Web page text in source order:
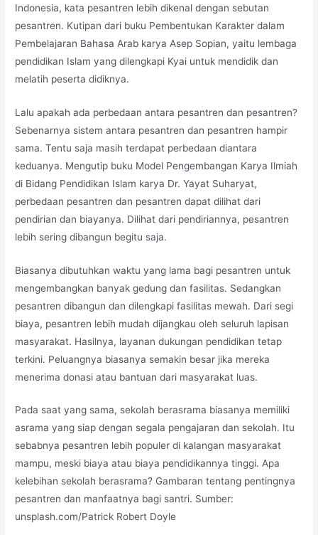
Indonesia, kata pesantren lebih dikenal dengan sebutan
pesantren. Kutipan dari buku Pembentukan Karakter dalam
Pembelajaran Bahasa Arab karya Asep Sopian, yaitu lembaga
pendidikan Islam yang dilengkapi Kyai untuk mendidik dan
melatih peserta didiknya.
Lalu apakah ada perbedaan antara pesantren dan pesantren?
Sebenarnya sistem antara pesantren dan pesantren hampir
sama. Tentu saja masih terdapat perbedaan diantara
keduanya. Mengutip buku Model Pengembangan Karya Ilmiah
di Bidang Pendidikan Islam karya Dr. Yayat Suharyat,
perbedaan pesantren dan pesantren dapat dilihat dari
pendirian dan biayanya. Dilihat dari pendiriannya, pesantren
lebih sering dibangun begitu saja.
Biasanya dibutuhkan waktu yang lama bagi pesantren untuk
mengembangkan banyak gedung dan fasilitas. Sedangkan
pesantren dibangun dan dilengkapi fasilitas mewah. Dari segi
biaya, pesantren lebih mudah dijangkau oleh seluruh lapisan
masyarakat. Hasilnya, layanan dukungan pendidikan tetap
terkini. Peluangnya biasanya semakin besar jika mereka
menerima donasi atau bantuan dari masyarakat luas.
Pada saat yang sama, sekolah berasrama biasanya memiliki
asrama yang siap dengan segala pengajaran dan sekolah. Itu
sebabnya pesantren lebih populer di kalangan masyarakat
mampu, meski biaya atau biaya pendidikannya tinggi. Apa
kelebihan sekolah berasrama? Gambaran tentang pentingnya
pesantren dan manfaatnya bagi santri. Sumber:
unsplash.com/Patrick Robert Doyle